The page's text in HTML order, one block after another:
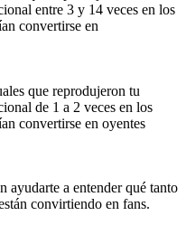
entre 3 y 14 veces en los
convertirse en
que reprodujeron tu
de 1 a 2 veces en los
convertirse en oyentes
ayudarte a entender qué tanto
convirtiendo en fans.